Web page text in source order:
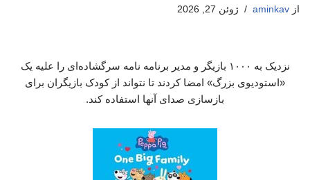
از aminkav ژوئن 27, 2026
نزدیک به ۱۰۰۰ بازیگر و مدیر برنامه نامه سرگشاده‌ای را علیه یک
«استودیوی بزرگ» امضا کردند تا نتواند از کودک بازیگران برای
بازسازی صدای آنها استفاده کند.